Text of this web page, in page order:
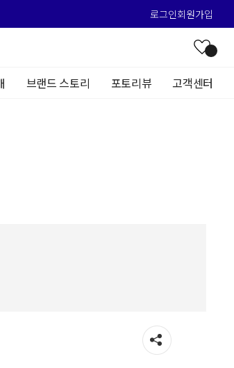
로그인회원가입
브랜드 스토리 포토리뷰 고객센터